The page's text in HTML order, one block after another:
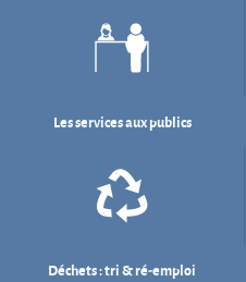
Les services aux publics
Déchets : tri & ré-emploi